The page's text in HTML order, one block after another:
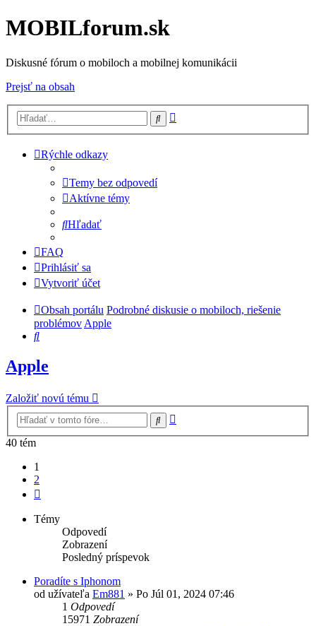
MOBILforum.sk
Diskusné fórum o mobiloch a mobilnej komunikácii
Prejsť na obsah
Hľadať
Rýchle odkazy
Temy bez odpovedí
Aktívne témy
Hľadať
FAQ
Prihlásiť sa
Vytvoriť účet
Obsah portálu Podrobné diskusie o mobiloch, riešenie
problémovApple
Hľadať
Apple
Založiť novú tému
Hľadať
40 tém
1
2
Témy
Odpovedí
Zobrazení
Posledný príspevok
Poradíte s Iphonom
od užívateľa Em881 » Po Júl 01, 2024 07:46
1 Odpovedí
15971 Zobrazení